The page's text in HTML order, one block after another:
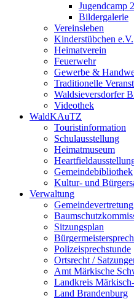
Jugendcamp
Bildergalerie
Vereinsleben
Kinderstübchen e.V.
Heimatverein
Feuerwehr
Gewerbe &
Traditionelle
Waldsieversdorfer
Videothek
WaldKAuTZ
Touristinformation
Schulausstellung
Heimatmuseum
Gemeindebibliothek
Kultur- und
Verwaltung
Sitzungsplan
Polizeisprechstunde
Ortsrecht /
Amt Märkische
Landkreis
Land Brandenburg